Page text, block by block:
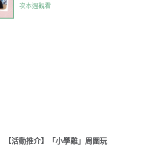
次本週觀看
【活動推介】「小學雞」周圍玩